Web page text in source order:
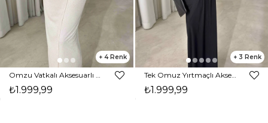
4
₺1.999,99
3
Tek Omuz Yırtmaçlı Aksesuar Detaylı Maxi Boy Siyah Janelle Kadın Elbise 26Y470
₺1.999,99